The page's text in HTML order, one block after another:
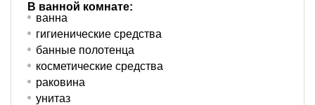
В ванной комнате:
ванна
гигиенические средства
банные полотенца
косметические средства
раковина
унитаз